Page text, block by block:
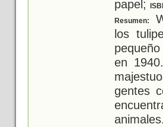
papel;
Resumen:
los
en
gentes